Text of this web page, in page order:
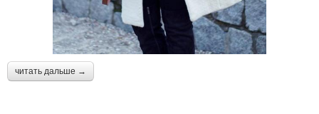
читать дальше →